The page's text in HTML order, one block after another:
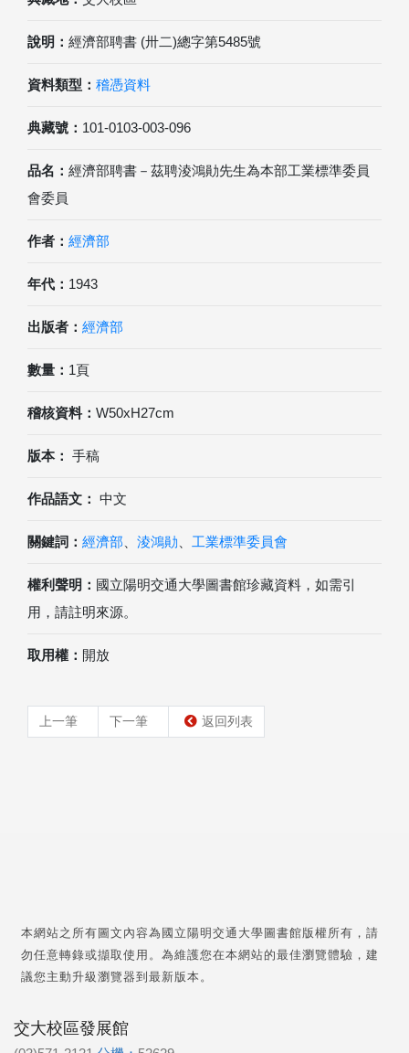
說明： 經濟部聘書 (卅二)總字第5485號
資料類型： 稽憑資料
典藏號： 101-0103-003-096
品名： 經濟部聘書－茲聘淩鴻勛先生為本部工業標準委員
會委員
作者： 經濟部
年代： 1943
出版者： 經濟部
數量： 1頁
稽核資料： W50xH27cm
版本： 手稿
作品語文： 中文
關鍵詞： 經濟部 淩鴻勛 工業標準委員會
權利聲明： 國立陽明交通大學圖書館珍藏資料，如需引
用，請註明來源。
取用權： 開放
上一筆 下一筆 返回列表
本網站之所有圖文內容為國立陽明交通大學圖書館版權所有，請
勿任意轉錄或擷取使用。為維護您在本網站的最佳瀏覽體驗，建
議您主動升級瀏覽器到最新版本。
交大校區發展館